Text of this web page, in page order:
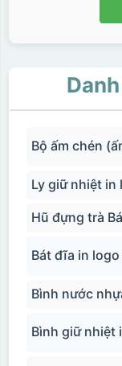
Bộ ấm chén
Ly giữ nhiệt in
Hũ đựng trà
Bát đĩa in logo
Bình nước
Bình giữ nhiệt